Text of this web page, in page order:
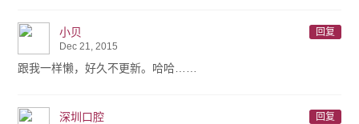
小贝
回复
Dec 21, 2015
跟我一样懒，好久不更新。哈哈……
深圳口腔
回复